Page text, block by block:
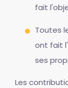
fait
Toutes
ont fait
ses
Les